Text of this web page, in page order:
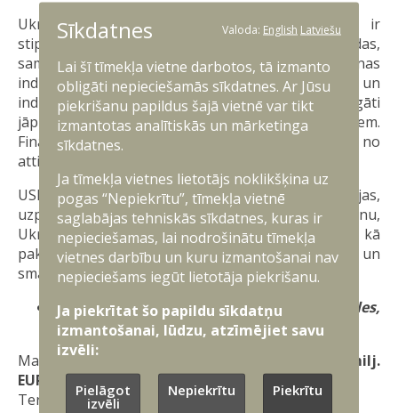
Ukrainas atbalsta iniciatīvas (USI IRA) mērķis ir
stiprināt Ukrainas aizsardzības ražošanas jaudas,
samazināt ražošanas termiņus un integrēt Ukrainas
industriju Eiropas aizsardzības tehnoloģiskajā un
industriālajā bāzē. Šajos uzsaukumos obligāti
jāpiedalās gan Ukrainas, gan ES uzņēmumiem.
Finansējuma intensitāte —
no
attiecināmajām izmaksām.
USI-IRA projekti var ietvert: kopīgas ražošanas līnijas,
uzpildes rūpnīcas, konkrētu jaudu stiprināšanu,
Ukrainas sistēmu mērogošanu, “ražošana kā
pakalpojums” (“Manufacturing as a Service ”) un
smagās industrijas pārprofilēšanu.
Raķetes, munīcija un lādiņi
(Missiles,
Ammunitions and Bombs)
Maksimālais atbalsts vienam projektam:
līdz 30 milj.
EUR
Termiņš: 2026. gada 13. oktobris
Sīkdatnes Valoda: English Latviešu
Lai šī tīmekļa vietne darbotos, tā izmanto
obligāti nepieciešamās sīkdatnes. Ar Jūsu
piekrišanu papildus šajā vietnē var tikt
izmantotas analītiskās un mārketinga
sīkdatnes.
Ja tīmekļa vietnes lietotājs noklikšķina uz
pogas “Nepiekrītu”, tīmekļa vietnē
saglabājas tehniskās sīkdatnes, kuras ir
nepieciešamas, lai nodrošinātu tīmekļa
vietnes darbību un kuru izmantošanai nav
nepieciešams iegūt lietotāja piekrišanu.
Ja piekrītat šo papildu sīkdatņu
izmantošanai, lūdzu, atzīmējiet savu
izvēli:
Pielāgot
izvēli
Nepiekrītu Piekrītu